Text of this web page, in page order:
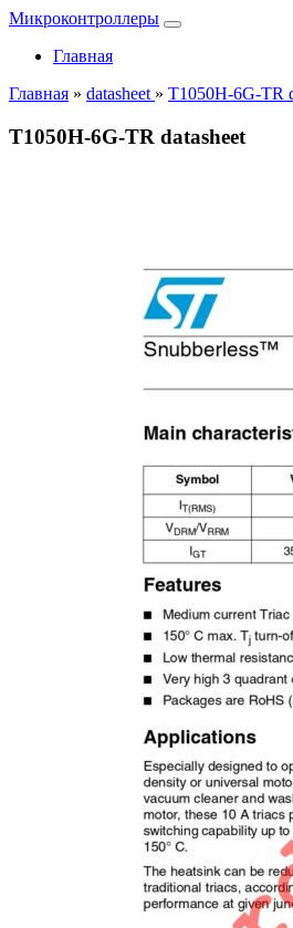
Микроконтроллеры
Главная
Главная » datasheet » T1050H-6G-TR
T1050H-6G-TR datasheet